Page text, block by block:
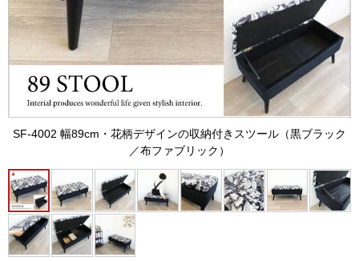
SF-4002 幅89cm・花柄デザインの収納付きスツール（黒ブラック
／布ファブリック）